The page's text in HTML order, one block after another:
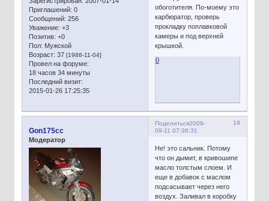
Приглашений: 0
Сообщений: 256
Уважение: +3
Позитив: +0
Пол: Мужской
Возраст: 37 [1988-11-04]
Провел на форуме:
18 часов 34 минуты
Последний визит:
2015-01-26 17:25:35
обоготителя. По-моему это
карбюратор, проверь
прокладку поплавковой
камеры и под верхней
крышкой.
0
Поделиться 19
2009-
09-11 07:38:31
Gon175cc
Модератор
Не! это сальник. Потому
что он дымит, в кривошипе
масло толстым слоем. И
еще в добавок с маслом
подсасывает через него
воздух. Заливал в коробку